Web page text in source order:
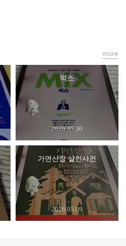
믹스
2026.05.30
가면산장 살인사건
2026.05.09
more